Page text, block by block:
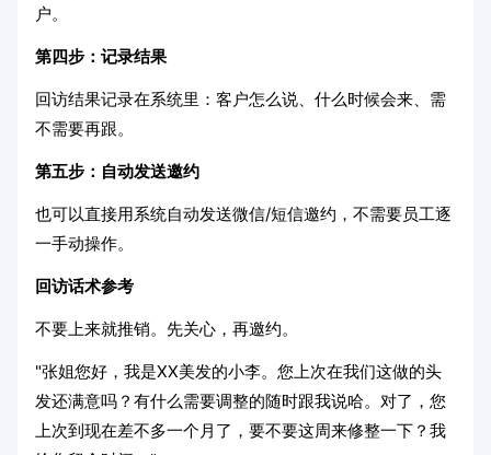
户。
第四步：记录结果
回访结果记录在系统里：客户怎么说、什么时候会来、需
不需要再跟。
第五步：自动发送邀约
也可以直接用系统自动发送微信/短信邀约，不需要员工逐
一手动操作。
回访话术参考
不要上来就推销。先关心，再邀约。
"张姐您好，我是XX美发的小李。您上次在我们这做的头
发还满意吗？有什么需要调整的随时跟我说哈。对了，您
上次到现在差不多一个月了，要不要这周来修整一下？我